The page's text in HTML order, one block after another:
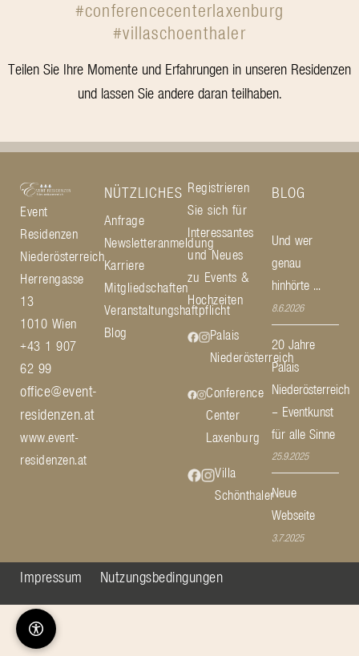
#conferencecenterlaxenburg
#villaschoenthaler
Teilen Sie Ihre Momente und Erfahrungen in unseren Residenzen
und lassen Sie andere daran teilhaben.
Event
Residenzen
Niederösterreich
Herrengasse
13
1010 Wien
+43 1 907
62 99
office@event-
residenzen.at
www.event-
residenzen.at
NÜTZLICHES
Anfrage
Newsletteranmeldung
Karriere
Mitgliedschaften
Veranstaltungshaftpflicht
Blog
Registrieren
Sie sich für
Interessantes
und Neues
zu Events &
Hochzeiten
Palais
Niederösterreich
Conference
Center
Laxenburg
Villa
Schönthaler
BLOG
Und wer
genau
hinhörte ...
8.6.2026
20 Jahre
Palais
Niederösterreich
– Eventkunst
für alle Sinne
25.9.2025
Neue
Webseite
3.7.2025
Impressum Nutzungsbedingungen